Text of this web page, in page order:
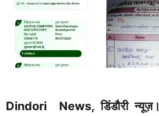
Dindori News, डिंडौरी न्यूज़।